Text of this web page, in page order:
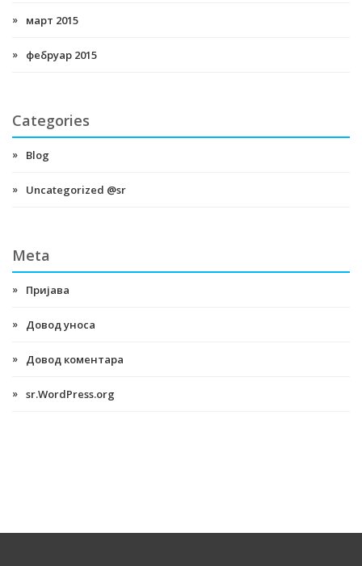
март 2015
фебруар 2015
Categories
Blog
Uncategorized @sr
Meta
Пријава
Довод уноса
Довод коментара
sr.WordPress.org